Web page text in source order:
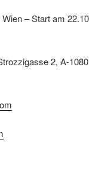
– Start am 22.10
2, A-1080